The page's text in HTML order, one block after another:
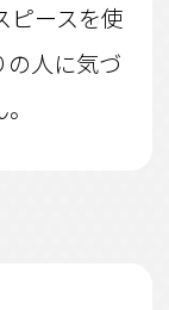
ピースを使
の人に気づ